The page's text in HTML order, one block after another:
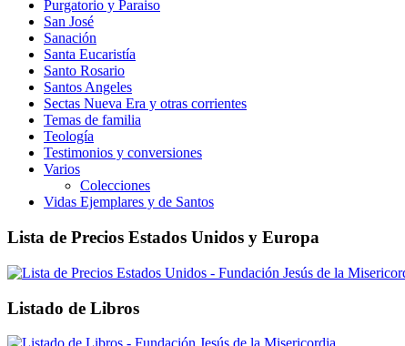
Purgatorio y Paraiso
San José
Sanación
Santa Eucaristía
Santo Rosario
Santos Angeles
Sectas Nueva Era y otras corrientes
Temas de familia
Teología
Testimonios y conversiones
Varios
Colecciones
Vidas Ejemplares y de Santos
Lista de Precios Estados Unidos y Europa
Listado de Libros